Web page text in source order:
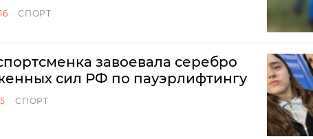
СПОРТ
завоевала серебро
сил РФ по пауэрлифтингу
СПОРТ